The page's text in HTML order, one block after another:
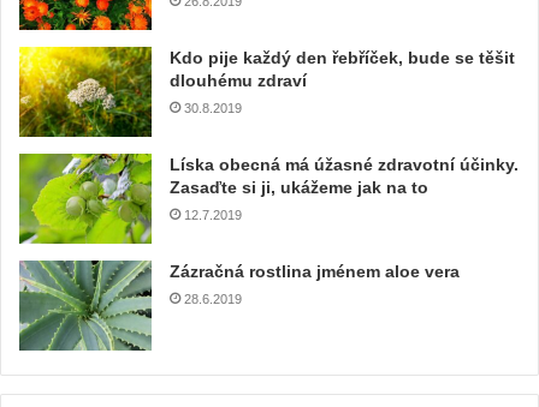
Kdo pije každý den řebříček, bude se těšit
dlouhému zdraví
30.8.2019
Líska obecná má úžasné zdravotní účinky.
Zasaďte si ji, ukážeme jak na to
12.7.2019
Zázračná rostlina jménem aloe vera
28.6.2019